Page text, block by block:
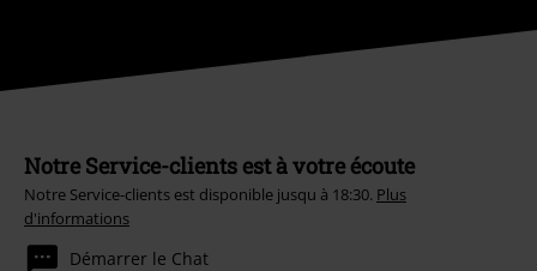
Notre Service-clients est à votre écoute
Notre Service-clients est disponible jusqu à 18:30. Plus
d'informations
Démarrer le Chat